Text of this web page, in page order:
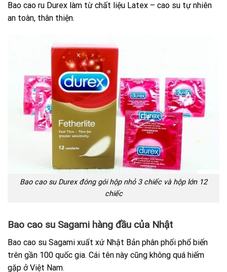
Bao cao ru Durex làm từ chất liệu Latex – cao su tự nhiên
an toàn, thân thiện.
Bao cao su Durex đóng gói hộp nhỏ 3 chiếc và hộp lớn 12
chiếc
Bao cao su Sagami hàng đầu của Nhật
Bao cao su Sagami xuất xứ Nhật Bản phân phối phổ biến
trên gần 100 quốc gia. Cái tên này cũng không quá hiếm
gặp ở Việt Nam.